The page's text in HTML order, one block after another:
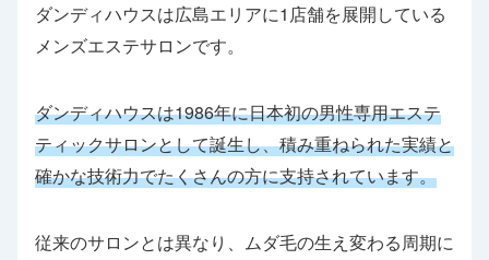
ダンディハウスは広島エリアに1店舗を展開している
メンズエステサロンです。
ダンディハウスは1986年に日本初の男性専用エステ
ティックサロンとして誕生し、積み重ねられた実績と
確かな技術力でたくさんの方に支持されています。
従来のサロンとは異なり、ムダ毛の生え変わる周期に